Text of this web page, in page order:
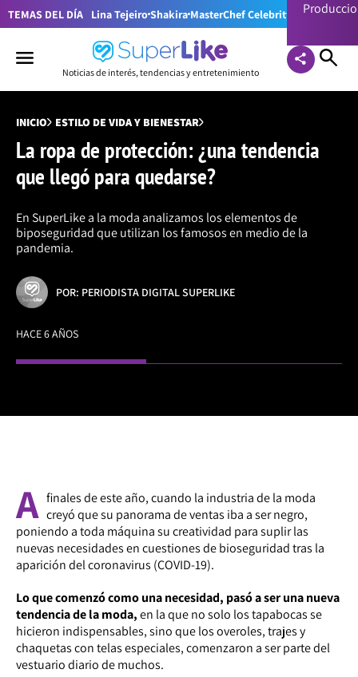
TEMAS DEL DÍA Lina TejeiroShakira MasterChef Celebrity Colombia
Noticias de interés, tendencias y entretenimiento
INICIO ESTILO DE VIDA Y BIENESTAR
La ropa de protección: ¿una tendencia
que llegó para quedarse?
En SuperLike a la moda analizamos los elementos de
biposeguridad que utilizan los famosos en medio de la
pandemia.
POR: PERIODISTA DIGITAL SUPERLIKE
HACE 6 AÑOS
A finales de este año, cuando la industria de la moda
creyó que su panorama de ventas iba a ser negro,
poniendo a toda máquina su creatividad para suplir las
nuevas necesidades en cuestiones de bioseguridad tras la
aparición del coronavirus (COVID-19).
Lo que comenzó como una necesidad, pasó a ser una nueva
tendencia de la moda,en la que no solo los tapabocas se
hicieron indispensables, sino que los overoles, trajes y
chaquetas con telas especiales, comenzaron a ser parte del
vestuario diario de muchos.